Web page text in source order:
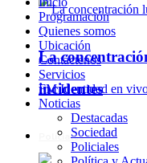
La
incidentes
Policiales
Programación
Quienes somos
Ubicación
Contáctenos
Servicios
FM Identidad en
Noticias
Destacadas
Sociedad
Policiales